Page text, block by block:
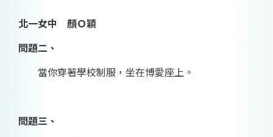
北一女中 顏Ｏ穎
問題二、
當你穿著學校制服，坐在博愛座上。
問題三、